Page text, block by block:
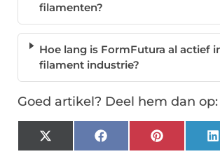
filamenten?
Hoe lang is FormFutura al actief
filament industrie?
Goed artikel? Deel hem dan op:
X
(Twitter)
FacebookPinterest